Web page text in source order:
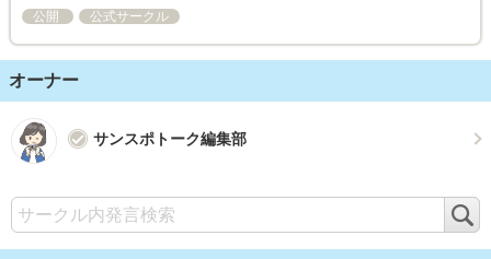
公開 公式サークル
オーナー
サンスポトーク編集部